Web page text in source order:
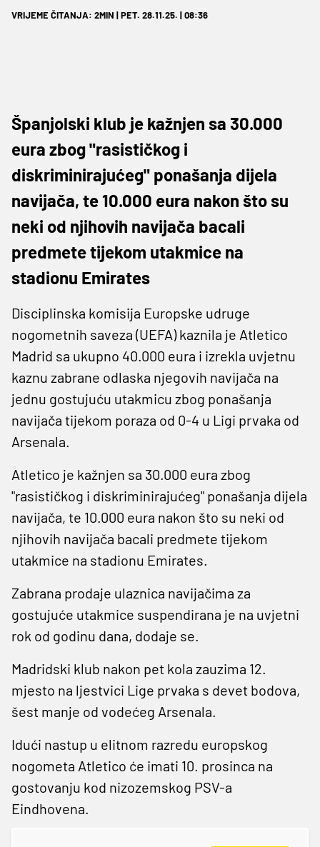
VRIJEME ČITANJA: 2MIN | PET. 28.11.25. | 08:36
Španjolski klub je kažnjen sa 30.000
eura zbog "rasističkog i
diskriminirajućeg" ponašanja dijela
navijača, te 10.000 eura nakon što su
neki od njihovih navijača bacali
predmete tijekom utakmice na
stadionu Emirates
Disciplinska komisija Europske udruge
nogometnih saveza (UEFA) kaznila je Atletico
Madrid sa ukupno 40.000 eura i izrekla uvjetnu
kaznu zabrane odlaska njegovih navijača na
jednu gostujuću utakmicu zbog ponašanja
navijača tijekom poraza od 0-4 u Ligi prvaka od
Arsenala.
Atletico je kažnjen sa 30.000 eura zbog
"rasističkog i diskriminirajućeg" ponašanja dijela
navijača, te 10.000 eura nakon što su neki od
njihovih navijača bacali predmete tijekom
utakmice na stadionu Emirates.
Zabrana prodaje ulaznica navijačima za
gostujuće utakmice suspendirana je na uvjetni
rok od godinu dana, dodaje se.
Madridski klub nakon pet kola zauzima 12.
mjesto na ljestvici Lige prvaka s devet bodova,
šest manje od vodećeg Arsenala.
Idući nastup u elitnom razredu europskog
nogometa Atletico će imati 10. prosinca na
gostovanju kod nizozemskog PSV-a
Eindhovena.